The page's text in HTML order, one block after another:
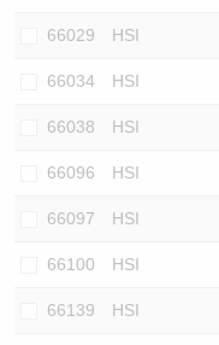
66029 HSI
66034 HSI
66038 HSI
66096 HSI
66097 HSI
66100 HSI
66139 HSI